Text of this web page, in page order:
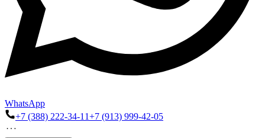
WhatsApp
+7 (388) 222-34-11+7 (913) 999-42-05